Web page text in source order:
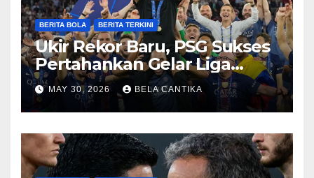
BERITA BOLA BERITA TERKINI
Ukir Rekor Baru, PSG Sukses
Pertahankan Gelar Liga
Champions
MAY 30, 2026 BELA CANTIKA